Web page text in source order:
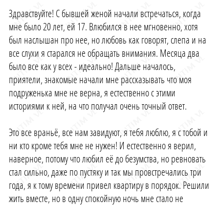
Здравствуйте! С бывшей женой начали встречаться, когда
мне было 20 лет, ей 17. Влюбился в нее мгновенно, хотя
был наслышан про нее, но любовь как говорят, слепа и на
все слухи я старался не обращать внимания. Месяца два
было все как у всех - идеально! Дальше началось,
приятели, знакомые начали мне рассказывать что моя
подруженька мне не верна, я естественно с этими
историями к ней, на что получал очень точный ответ.
Это все враньё, все нам завидуют, я тебя люблю, я с тобой и
ни кто кроме тебя мне не нужен! И естественно я верил,
наверное, потому что любил её до безумства, но ревновать
стал сильно, даже по пустяку и так мы провстречались три
года, я к тому времени привел квартиру в порядок. Решили
жить вместе, но в одну спокойную ночь мне стало не